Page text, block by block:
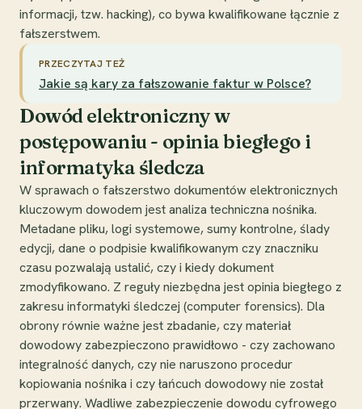
informacji, tzw. hacking), co bywa kwalifikowane łącznie z
fałszerstwem.
PRZECZYTAJ TEŻ
Jakie są kary za fałszowanie faktur w Polsce?
Dowód elektroniczny w
postępowaniu - opinia biegłego i
informatyka śledcza
W sprawach o fałszerstwo dokumentów elektronicznych
kluczowym dowodem jest analiza techniczna nośnika.
Metadane pliku, logi systemowe, sumy kontrolne, ślady
edycji, dane o podpisie kwalifikowanym czy znaczniku
czasu pozwalają ustalić, czy i kiedy dokument
zmodyfikowano. Z reguły niezbędna jest opinia biegłego z
zakresu informatyki śledczej (computer forensics). Dla
obrony równie ważne jest zbadanie, czy materiał
dowodowy zabezpieczono prawidłowo - czy zachowano
integralność danych, czy nie naruszono procedur
kopiowania nośnika i czy łańcuch dowodowy nie został
przerwany. Wadliwe zabezpieczenie dowodu cyfrowego